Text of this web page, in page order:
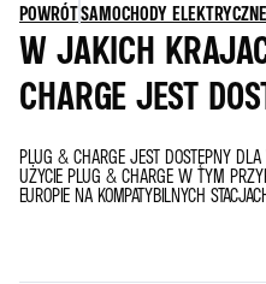
POWRÓTSAMOCHODY ELEKTRYCZNE
W JAKICH
CHARGE JEST
PLUG & CHARGE JEST DOSTĘPNY
UŻYCIE PLUG & CHARGE W TYM
EUROPIE NA KOMPATYBILNYCH